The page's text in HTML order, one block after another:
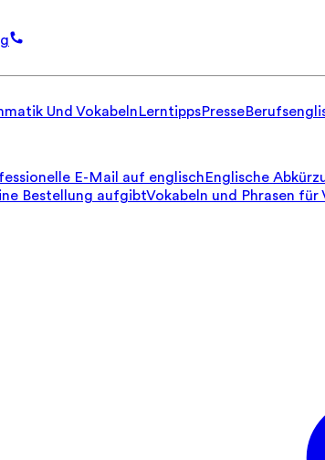
Und VokabelnLerntippsPresse
E-Mail auf englischEnglische
Bestellung aufgibtVokabeln und Phrasen